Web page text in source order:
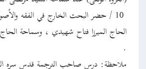
10 / حضر البحث الخارج في الفقه
الحاج الميرزا فتاح شهيدي ، وسماحة الحاج
.
ملاحظة: درس صاحب الترجمة قدس سره